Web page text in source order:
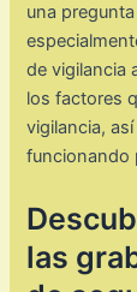
una
de vigilancia
los factores
vigilancia,
funcionando
las